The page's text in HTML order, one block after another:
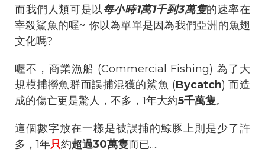
而我們人類可是以每小時1萬1千到3萬隻的速率在
宰殺鯊魚的喔~ 你以為單單是因為我們亞洲的魚翅
文化嗎?
喔不，商業漁船 (Commercial Fishing) 為了大
規模捕撈魚群而誤捕混獲的鯊魚 (Bycatch) 而造
成的傷亡更是驚人，不多，1年大約5千萬隻。
這個數字放在一樣是被誤捕的鯨豚上則是少了許
多，1年只約超過30萬隻而已….